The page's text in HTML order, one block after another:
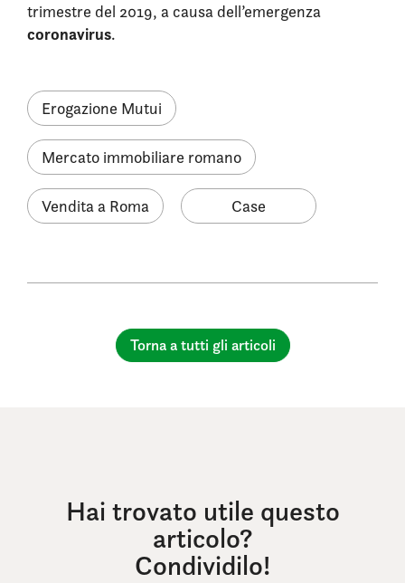
trimestre del 2019, a causa dell’emergenza
coronavirus.
Erogazione Mutui
Mercato immobiliare romano
Vendita a Roma Case
Torna a tutti gli articoli
Hai trovato utile questo
articolo?
Condividilo!